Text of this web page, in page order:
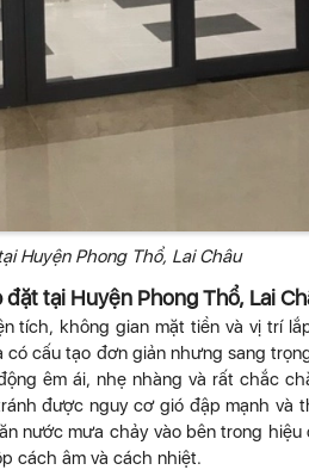
Huyện Phong Thổ, Lai Châu
tại Huyện Phong Thổ, Lai
tích, không gian mặt tiền và vị trí
cấu tạo đơn giản nhưng sang
êm ái, nhẹ nhàng và rất chắc
được nguy cơ gió đập mạnh và
nước mưa chảy vào bên trong
cách âm và cách nhiệt.